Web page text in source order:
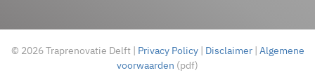
© 2026Traprenovatie Delft | Privacy Policy| Disclaimer| Algemene
voorwaarden (pdf)